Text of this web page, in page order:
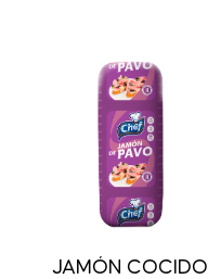
JAMÓN COCIDO